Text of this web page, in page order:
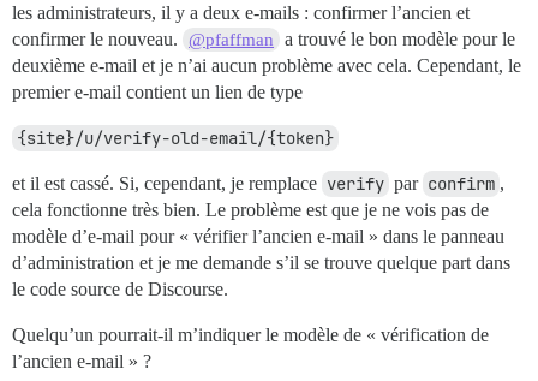
les administrateurs, il y a deux e-mails : confirmer l’ancien et
confirmer le nouveau.
@pfaffman
a trouvé le bon modèle pour le
deuxième e-mail et je n’ai aucun problème avec cela. Cependant, le
premier e-mail contient un lien de type
{site}/u/verify-old-email/{token}
et il est cassé. Si, cependant, je remplace verify par confirm ,
cela fonctionne très bien. Le problème est que je ne vois pas de
modèle d’e-mail pour « vérifier l’ancien e-mail » dans le panneau
d’administration et je me demande s’il se trouve quelque part dans
le code source de Discourse.
Quelqu’un pourrait-il m’indiquer le modèle de « vérification de
l’ancien e-mail » ?